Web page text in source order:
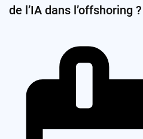
de l’IA dans l’offshoring ?